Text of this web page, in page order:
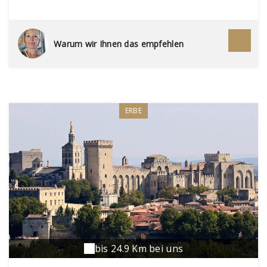
bonus, une vue magique sur la vallée des Alpilles.
Royal !
Warum wir Ihnen das empfehlen
ERBE
bis 24.9 Km bei uns